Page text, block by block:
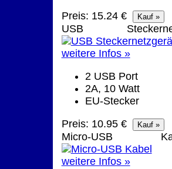
Preis: 15.24 €
USB
weitere Infos »
2 USB Port
2A, 10 Watt
EU-Stecker
Preis: 10.95 €
Micro-USB
weitere Infos »